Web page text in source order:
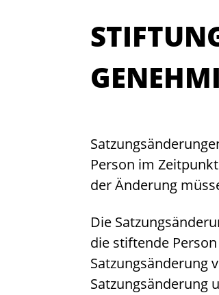
Person im
der Änderung
Die
die stiftende
Satzungsänderung
Satzungsänderung